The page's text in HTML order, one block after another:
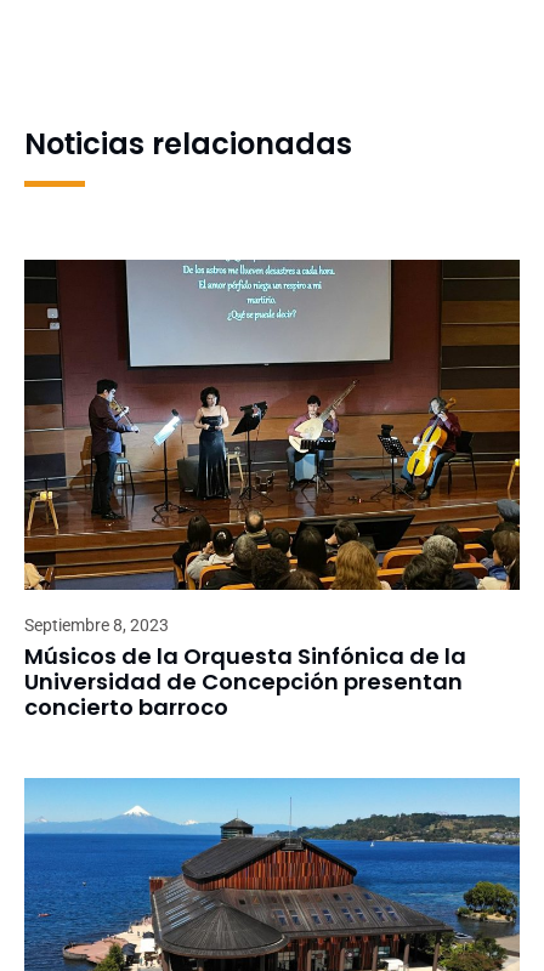
Noticias relacionadas
Septiembre 8, 2023
Músicos de la Orquesta Sinfónica de la
Universidad de Concepción presentan
concierto barroco